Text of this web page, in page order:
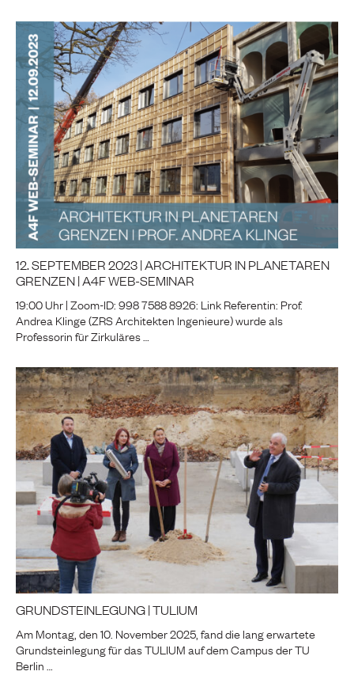
12. SEPTEMBER 2023 | ARCHITEKTUR IN PLANETAREN
GRENZEN | A4F WEB-SEMINAR
19:00 Uhr | Zoom-ID: 998 7588 8926: Link Referentin: Prof.
Andrea Klinge (ZRS Architekten Ingenieure) wurde als
Professorin für Zirkuläres …
GRUNDSTEINLEGUNG | TULIUM
Am Montag, den 10. November 2025, fand die lang erwartete
Grundsteinlegung für das TULIUM auf dem Campus der TU
Berlin …